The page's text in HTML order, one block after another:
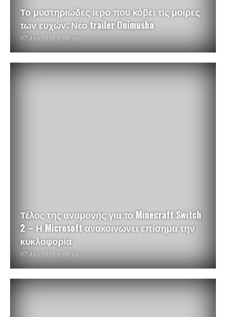
Το μυστηριώδες ιερό που κόβει τις μοίρες
των ευχών: Νέο trailer Onimusha
07 Αυγ 2026 8:00 πμ
Τέλος της αναμονής για το Minecraft Switch
2 – Η Microsoft ανακοινώνει επίσημα την
κυκλοφορία
07 Αυγ 2026 6:00 μμ